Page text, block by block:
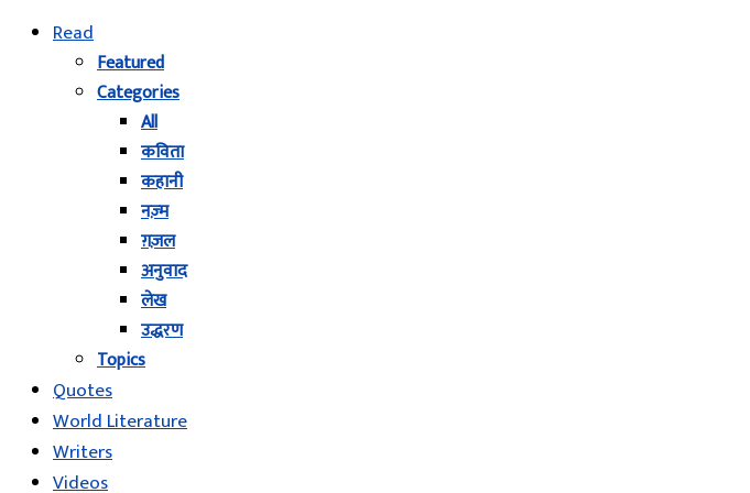
Read
Featured
Categories
All
कविता
कहानी
नज़्म
ग़ज़ल
अनुवाद
लेख
उद्धरण
Topics
Quotes
World Literature
Writers
Videos